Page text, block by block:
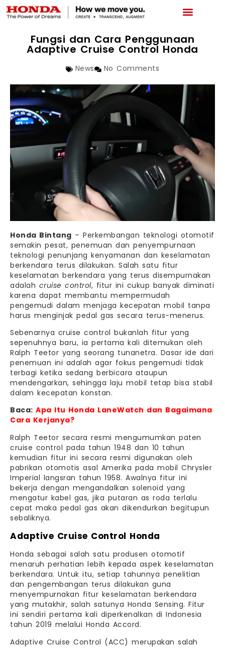
Fungsi dan Cara Penggunaan
Adaptive Cruise Control Honda
News No Comments
Honda Bintang – Perkembangan teknologi otomotif
semakin pesat, penemuan dan penyempurnaan
teknologi penunjang kenyamanan dan keselamatan
berkendara terus dilakukan. Salah satu fitur
keselamatan berkendara yang terus disempurnakan
adalah cruise control, fitur ini cukup banyak diminati
karena dapat membantu mempermudah
pengemudi dalam menjaga kecepatan mobil tanpa
harus menginjak pedal gas secara terus-menerus.
Sebenarnya cruise control bukanlah fitur yang
sepenuhnya baru, ia pertama kali ditemukan oleh
Ralph Teetor yang seorang tunanetra. Dasar ide dari
penemuan ini adalah agar fokus pengemudi tidak
terbagi ketika sedang berbicara ataupun
mendengarkan, sehingga laju mobil tetap bisa stabil
dalam kecepatan konstan.
Baca: Apa Itu Honda LaneWatch dan Bagaimana
Cara Kerjanya?
Ralph Teetor secara resmi mengumumkan paten
cruise control pada tahun 1948 dan 10 tahun
kemudian fitur ini secara resmi digunakan oleh
pabrikan otomotis asal Amerika pada mobil Chrysler
Imperial langsran tahun 1958. Awalnya fitur ini
bekerja dengan mengandalkan solenoid yang
mengatur kabel gas, jika putaran as roda terlalu
cepat maka pedal gas akan dikendurkan begitupun
sebaliknya.
Adaptive Cruise Control Honda
Honda sebagai salah satu produsen otomotif
menaruh perhatian lebih kepada aspek keselamatan
berkendara. Untuk itu, setiap tahunnya penelitian
dan pengembangan terus dilakukan guna
menyempurnakan fitur keselamatan berkendara
yang mutakhir, salah satunya Honda Sensing. Fitur
ini sendiri pertama kali diperkenalkan di Indonesia
tahun 2019 melalui Honda Accord.
Adaptive Cruise Control (ACC) merupakan salah